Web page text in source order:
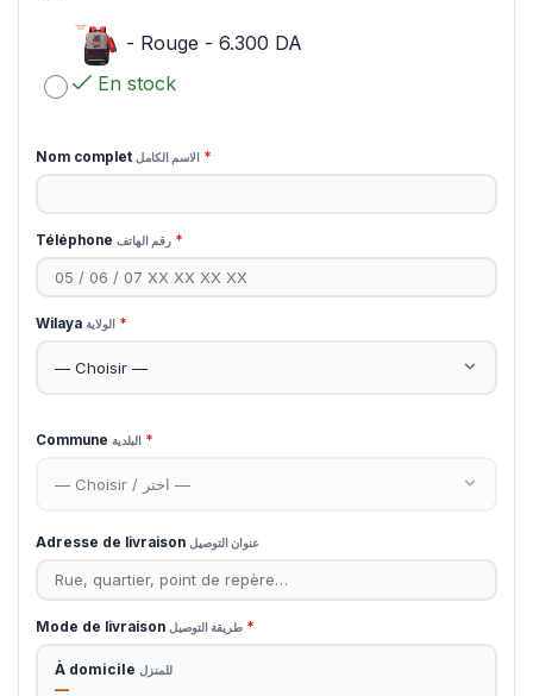
- Rouge - 6.300 DA
En stock
Nom complet الاسم الكامل *
Téléphone رقم الهاتف *
Wilaya الولاية *
Commune البلدية *
Adresse de livraison عنوان التوصيل
Mode de livraison طريقة التوصيل *
À domicile للمنزل
—